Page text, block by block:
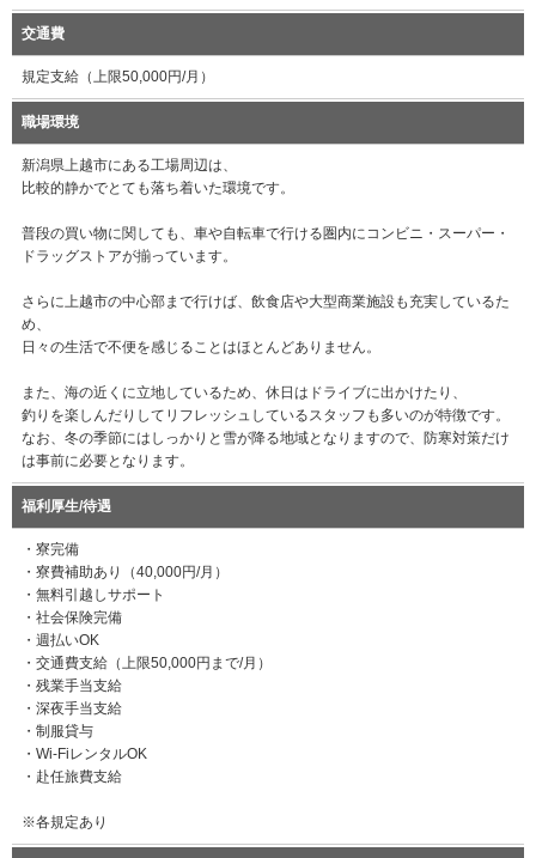
交通費
規定支給（上限50,000円/月）
職場環境
新潟県上越市にある工場周辺は、
比較的静かでとても落ち着いた環境です。
普段の買い物に関しても、車や自転車で行ける圏内にコンビニ・スーパー・
ドラッグストアが揃っています。
さらに上越市の中心部まで行けば、飲食店や大型商業施設も充実しているた
め、
日々の生活で不便を感じることはほとんどありません。
また、海の近くに立地しているため、休日はドライブに出かけたり、
釣りを楽しんだりしてリフレッシュしているスタッフも多いのが特徴です。
なお、冬の季節にはしっかりと雪が降る地域となりますので、防寒対策だけ
は事前に必要となります。
福利厚生/待遇
・寮完備
・寮費補助あり（40,000円/月）
・無料引越しサポート
・社会保険完備
・週払いOK
・交通費支給（上限50,000円まで/月）
・残業手当支給
・深夜手当支給
・制服貸与
・Wi-FiレンタルOK
・赴任旅費支給
※各規定あり